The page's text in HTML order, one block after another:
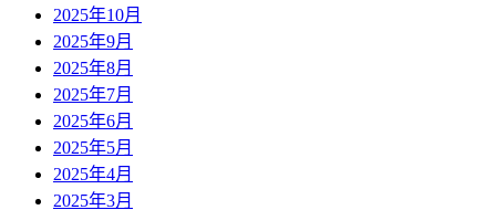
2025年10月
2025年9月
2025年8月
2025年7月
2025年6月
2025年5月
2025年4月
2025年3月